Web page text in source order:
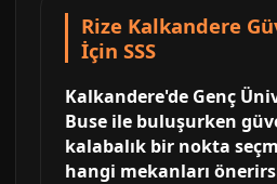
Rize Kalkandere
İçin SSS
Kalkandere'de Genç
Buse ile buluşurken
kalabalık bir nokta
hangi mekanları